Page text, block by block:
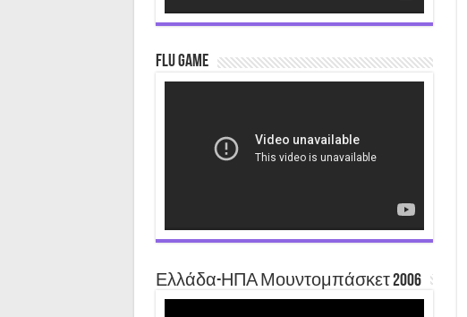
Flu Game
Ελλάδα-ΗΠΑ Μουντομπάσκετ 2006